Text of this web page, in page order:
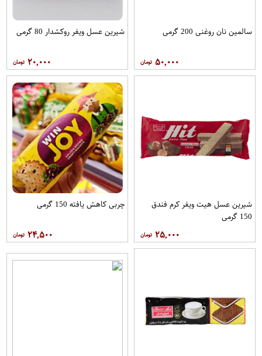
سالمین نان روغنی 200 گرمی
۵۰,۰۰۰
شیرین عسل ویفر روکشدار 80 گرمی
۲۰,۰۰۰
شیرین عسل هیت ویفر کرم فندق
150 گرمی
۲۵,۰۰۰
چربی کاهش یافته 150 گرمی
۲۴,۵۰۰